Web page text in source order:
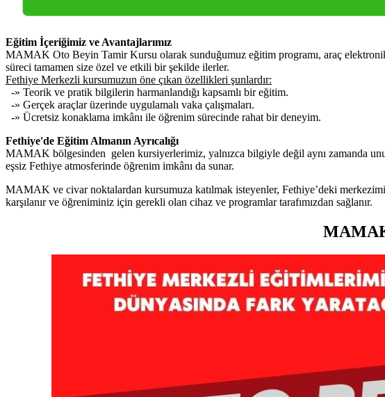
Eğitim İçeriğimiz ve Avantajlarımız
MAMAK Oto Beyin Tamir Kursu olarak sunduğumuz eğitim programı, araç
süreci tamamen size özel ve etkili bir şekilde ilerler.
Fethiye Merkezli kursumuzun öne çıkan özellikleri şunlardır:
-» Teorik ve pratik bilgilerin harmanlandığı kapsamlı bir eğitim.
-» Gerçek araçlar üzerinde uygulamalı vaka çalışmaları.
-» Ücretsiz konaklama imkânı ile öğrenim sürecinde rahat bir deneyim.
Fethiye'de Eğitim Almanın Ayrıcalığı
MAMAK bölgesinden gelen kursiyerlerimiz, yalnızca bilgiyle değil aynı zamanda
eşsiz Fethiye atmosferinde öğrenim imkânı da sunar.
MAMAK ve civar noktalardan kursumuza katılmak isteyenler, Fethiye’deki
karşılanır ve öğreniminiz için gerekli olan cihaz ve programlar tarafımızdan sağlanır.